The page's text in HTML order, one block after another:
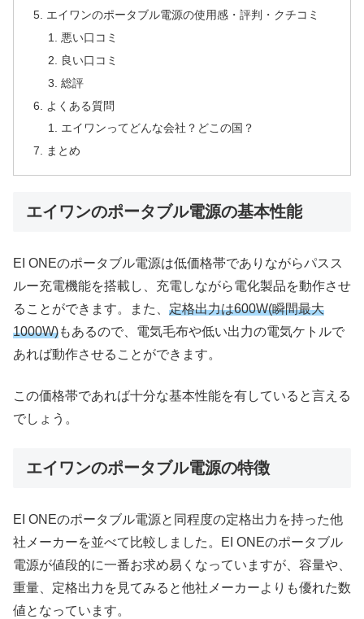
エイワンのポータブル電源の使用感・評判・クチコミ
悪い口コミ
良い口コミ
総評
よくある質問
エイワンってどんな会社？どこの国？
まとめ
エイワンのポータブル電源の基本性能
EI ONEのポータブル電源は低価格帯でありながらパスス
ルー充電機能を搭載し、充電しながら電化製品を動作させ
ることができます。また、 定格出力は600W(瞬間最大
1000W)もあるので、電気毛布や低い出力の電気ケトルで
あれば動作させることができます。
この価格帯であれば十分な基本性能を有していると言える
でしょう。
エイワンのポータブル電源の特徴
EI ONEのポータブル電源と同程度の定格出力を持った他
社メーカーを並べて比較しました。EI ONEのポータブル
電源が値段的に一番お求め易くなっていますが、容量や、
重量、定格出力を見てみると他社メーカーよりも優れた数
値となっています。